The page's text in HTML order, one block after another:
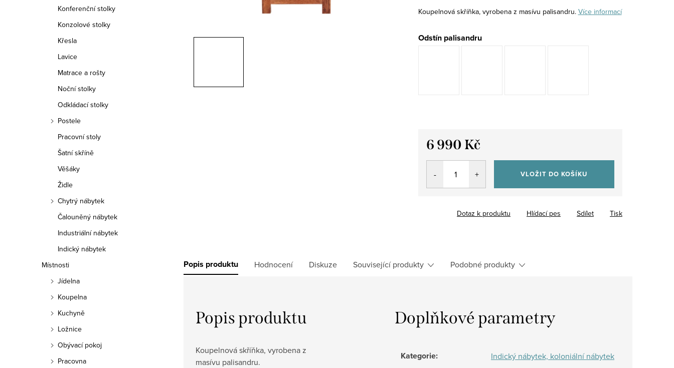
Konferenční stolky
Konzolové stolky
Křesla
Lavice
Matrace a rošty
Noční stolky
Odkládací stolky
Postele
Pracovní stoly
Šatní skříně
Věšáky
Židle
Chytrý nábytek
Čalouněný nábytek
Industriální nábytek
Indický nábytek
Místnosti
Jídelna
Koupelna
Kuchyně
Ložnice
Obývací pokoj
Pracovna
Koupelnová skříňka, vyrobena z masívu palisandru. Více informací
Odstín palisandru
6 990 Kč
Měrná
VLOŽIT DO KOŠÍKU
Tisk
Dotaz k produktu Hlídací pes Sdílet
Popis produktu Hodnocení Diskuze Související produkty Podobné produkty
Popis produktu
Koupelnová skříňka, vyrobena z
masívu palisandru.
Doplňkové parametry
Kategorie: Indický nábytek, koloniální nábytek